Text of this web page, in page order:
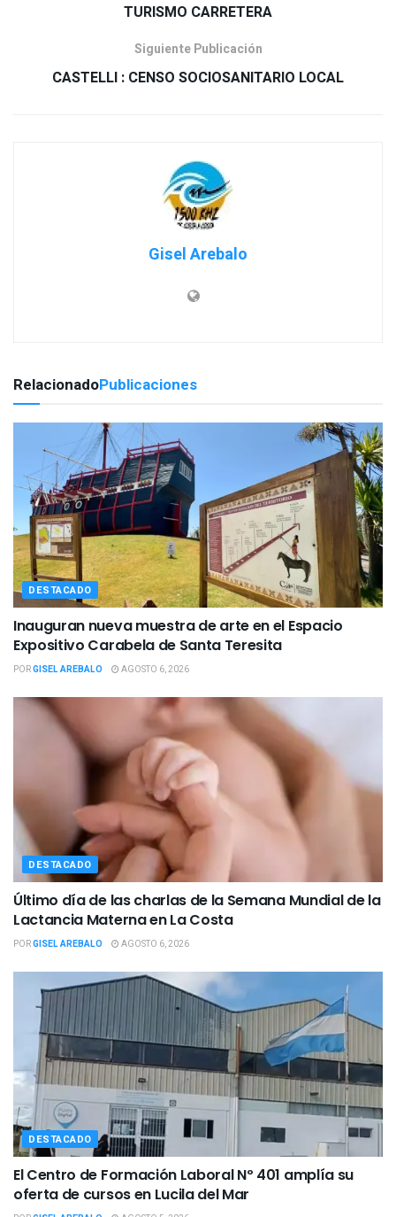
Siguiente Publicación
Gisel Arebalo
RelacionadoPublicaciones
DESTACADO
Inauguran nueva muestra de arte en el Espacio
Expositivo Carabela de Santa Teresita
PORGISEL AREBALO AGOSTO 6, 2026
DESTACADO
Último día de las charlas de la Semana Mundial de la
Lactancia Materna en La Costa
PORGISEL AREBALO AGOSTO 6, 2026
DESTACADO
El Centro de Formación Laboral Nº 401 amplía su
oferta de cursos en Lucila del Mar